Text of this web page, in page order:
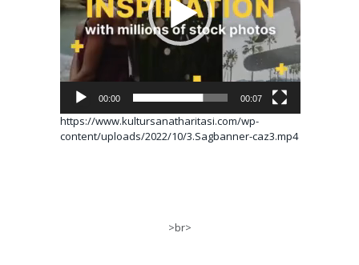
00:00 00:07
https://www.kultursanatharitasi.com/wp-
content/uploads/2022/10/3.Sagbanner-caz3.mp4
>br>